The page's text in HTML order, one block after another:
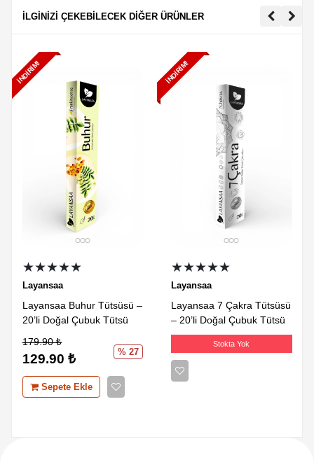
İLGİNİZİ ÇEKEBİLECEK DİĞER ÜRÜNLER
İNDIRIM!
★★★★★
Layansaa
Layansaa Buhur Tütsüsü –
20’li Doğal Çubuk Tütsü
179.90₺
129.90 ₺ % 27
Sepete Ekle
İNDIRIM!
★★★★★
Layansaa
Layansaa 7 Çakra Tütsüsü
– 20’li Doğal Çubuk Tütsü
Stokta Yok